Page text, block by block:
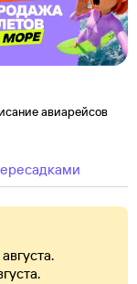
авиарейсов